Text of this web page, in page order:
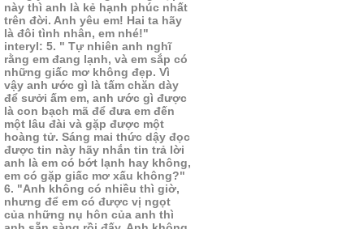
này thì anh là kẻ hạnh phúc nhất
trên đời. Anh yêu em! Hai ta hãy
là đôi tình nhân, em nhé!"
interyl: 5. " Tự nhiên anh nghĩ
rằng em đang lạnh, và em sắp có
những giấc mơ không đẹp. Vì
vậy anh ước gì là tấm chăn dày
để sưởi ấm em, anh ước gì được
là con bạch mã để đưa em đến
một lâu đài và gặp được một
hoàng tử. Sáng mai thức dậy đọc
được tin này hãy nhắn tin trả lời
anh là em có bớt lạnh hay không,
em có gặp giấc mơ xấu không?"
6. "Anh không có nhiều thì giờ,
nhưng để em có được vị ngọt
của những nụ hôn của anh thì